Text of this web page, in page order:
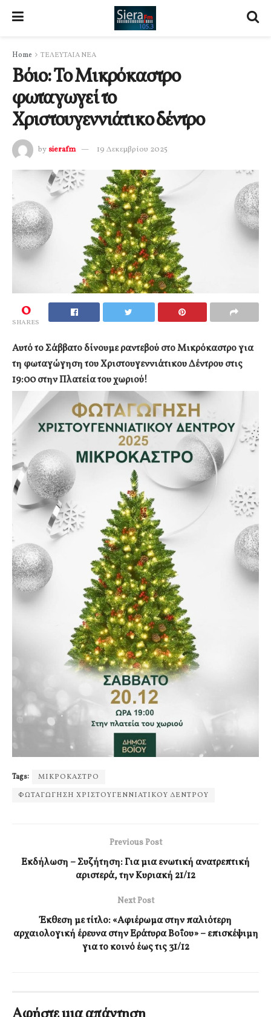
Home ΤΕΛΕΥΤΑΙΑ ΝΕΑ
Βόιο: Το Μικρόκαστρο
φωταγωγεί το
Χριστουγεννιάτικο δέντρο
by sierafm 19 Δεκεμβρίου 2025
0
SHARES
Αυτό το Σάββατο δίνουμε ραντεβού στο Μικρόκαστρο για
τη φωταγώγηση του Χριστουγεννιάτικου Δέντρου στις
19:00 στην Πλατεία του χωριού!
Tags:
ΜΙΚΡΟΚΑΣΤΡΟ
ΦΩΤΑΓΩΓΗΣΗ ΧΡΙΣΤΟΥΓΕΝΝΙΑΤΙΚΟΥ ΔΕΝΤΡΟΥ
Previous Post
Εκδήλωση – Συζήτηση: Για μια ενωτική ανατρεπτική
αριστερά, την Κυριακή 21/12
Next Post
Έκθεση με τίτλο: «Αφιέρωμα στην παλιότερη
αρχαιολογική έρευνα στην Εράτυρα Βοΐου» – επισκέψιμη
για το κοινό έως τις 31/12